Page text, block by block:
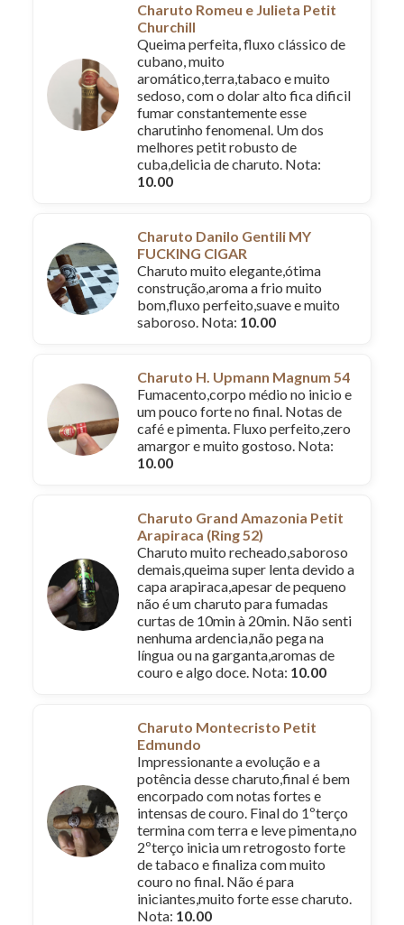
Charuto Romeu e Julieta Petit
Churchill
Queima perfeita, fluxo clássico de
cubano, muito
aromático,terra,tabaco e muito
sedoso, com o dolar alto fica dificil
fumar constantemente esse
charutinho fenomenal. Um dos
melhores petit robusto de
cuba,delicia de charuto. Nota:
10.00
Charuto Danilo Gentili MY
FUCKING CIGAR
Charuto muito elegante,ótima
construção,aroma a frio muito
bom,fluxo perfeito,suave e muito
saboroso. Nota: 10.00
Charuto H. Upmann Magnum 54
Fumacento,corpo médio no inicio e
um pouco forte no final. Notas de
café e pimenta. Fluxo perfeito,zero
amargor e muito gostoso. Nota:
10.00
Charuto Grand Amazonia Petit
Arapiraca (Ring 52)
Charuto muito recheado,saboroso
demais,queima super lenta devido a
capa arapiraca,apesar de pequeno
não é um charuto para fumadas
curtas de 10min à 20min. Não senti
nenhuma ardencia,não pega na
língua ou na garganta,aromas de
couro e algo doce. Nota: 10.00
Charuto Montecristo Petit
Edmundo
Impressionante a evolução e a
potência desse charuto,final é bem
encorpado com notas fortes e
intensas de couro. Final do 1ºterço
termina com terra e leve pimenta,no
2ºterço inicia um retrogosto forte
de tabaco e finaliza com muito
couro no final. Não é para
iniciantes,muito forte esse charuto.
Nota: 10.00